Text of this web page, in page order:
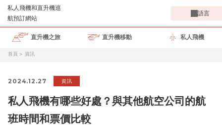
語言
直升機之旅 直升機移動 私人飛機
首頁 資訊
2024.12.27 資訊
私人飛機有哪些好處？與其他航空公司的航
班時間和票價比較